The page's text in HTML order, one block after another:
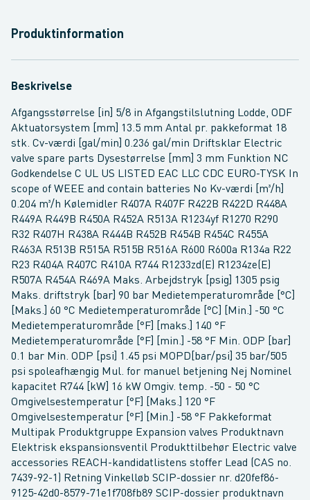
Produktinformation
Beskrivelse
Afgangsstørrelse [in] 5/8 in Afgangstilslutning Lodde, ODF
Aktuatorsystem [mm] 13.5 mm Antal pr. pakkeformat 18
stk. Cv-værdi [gal/min] 0.236 gal/min Driftsklar Electric
valve spare parts Dysestørrelse [mm] 3 mm Funktion NC
Godkendelse C UL US LISTED EAC LLC CDC EURO-TYSK In
scope of WEEE and contain batteries No Kv-værdi [m³/h]
0.204 m³/h Kølemidler R407A R407F R422B R422D R448A
R449A R449B R450A R452A R513A R1234yf R1270 R290
R32 R407H R438A R444B R452B R454B R454C R455A
R463A R513B R515A R515B R516A R600 R600a R134a R22
R23 R404A R407C R410A R744 R1233zd(E) R1234ze(E)
R507A R454A R469A Maks. Arbejdstryk [psig] 1305 psig
Maks. driftstryk [bar] 90 bar Medietemperaturområde [°C]
[Maks.] 60 °C Medietemperaturområde [°C] [Min.] -50 °C
Medietemperaturområde [°F] [maks.] 140 °F
Medietemperaturområde [°F] [min.] -58 °F Min. ODP [bar]
0.1 bar Min. ODP [psi] 1.45 psi MOPD[bar/psi] 35 bar/505
psi spoleafhængig Mul. for manuel betjening Nej Nominel
kapacitet R744 [kW] 16 kW Omgiv. temp. -50 - 50 °C
Omgivelsestemperatur [°F] [Maks.] 120 °F
Omgivelsestemperatur [°F] [Min.] -58 °F Pakkeformat
Multipak Produktgruppe Expansion valves Produktnavn
Elektrisk ekspansionsventil Produkttilbehør Electric valve
accessories REACH-kandidatlistens stoffer Lead (CAS no.
7439-92-1) Retning Vinkelløb SCIP-dossier nr. d20fef86-
9125-42d0-8579-71e1f708fb89 SCIP-dossier produktnavn